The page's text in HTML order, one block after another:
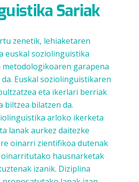
Sariak
zenetik, lehiaketaren
euskal soziolinguistika
garapena
Euskal soziolinguistikaren
eta ikerlari berriak
biltzea bilatzen da.
arloko ikerketa
lanak aurkez daitezke
oinarri zientifikoa dutenak
hausnarketak
izanik. Diziplina